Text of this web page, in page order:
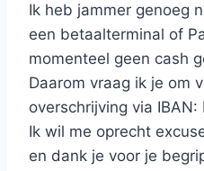
Ik heb jammer genoeg
een betaalterminal of
momenteel geen cash
Daarom vraag ik je om
overschrijving via
Ik wil me oprecht
en dank je voor je